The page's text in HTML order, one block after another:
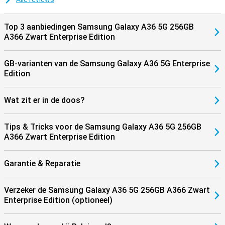
Top 3 aanbiedingen Samsung Galaxy A36 5G 256GB
A366 Zwart Enterprise Edition
GB-varianten van de Samsung Galaxy A36 5G Enterprise
Edition
Wat zit er in de doos?
Tips & Tricks voor de Samsung Galaxy A36 5G 256GB
A366 Zwart Enterprise Edition
Garantie & Reparatie
Verzeker de Samsung Galaxy A36 5G 256GB A366 Zwart
Enterprise Edition (optioneel)